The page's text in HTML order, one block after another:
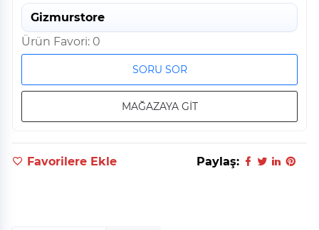
Gizmurstore
Ürün Favori: 0
SORU SOR
MAĞAZAYA GİT
Favorilere Ekle Paylaş: